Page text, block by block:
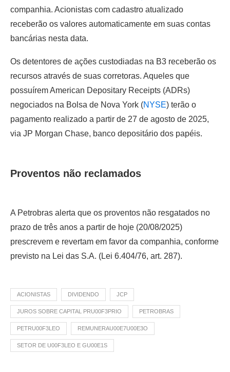
companhia. Acionistas com cadastro atualizado
receberão os valores automaticamente em suas contas
bancárias nesta data.
Os detentores de ações custodiadas na B3 receberão os
recursos através de suas corretoras. Aqueles que
possuírem American Depositary Receipts (ADRs)
negociados na Bolsa de Nova York (NYSE) terão o
pagamento realizado a partir de 27 de agosto de 2025,
via JP Morgan Chase, banco depositário dos papéis.
Proventos não reclamados
A Petrobras alerta que os proventos não resgatados no
prazo de três anos a partir de hoje (20/08/2025)
prescrevem e revertam em favor da companhia, conforme
previsto na Lei das S.A. (Lei 6.404/76, art. 287).
ACIONISTAS DIVIDENDO JCP
JUROS SOBRE CAPITAL PRU00F3PRIO PETROBRAS
PETRU00F3LEO REMUNERAU00E7U00E3O
SETOR DE U00F3LEO E GU00E1S